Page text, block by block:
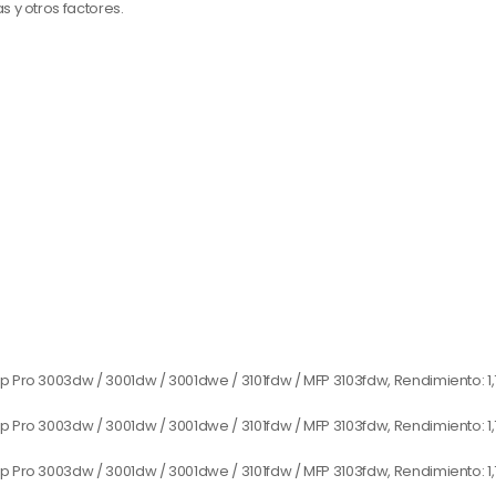
y otros factores.